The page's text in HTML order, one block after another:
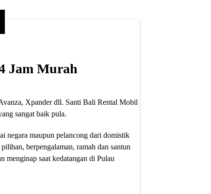
Jam Murah
Xpander dll. Santi Bali Rental Mobil
sangat baik pula.
negara maupun pelancong dari domistik
berpengalaman, ramah dan santun
menginap saat kedatangan di Pulau